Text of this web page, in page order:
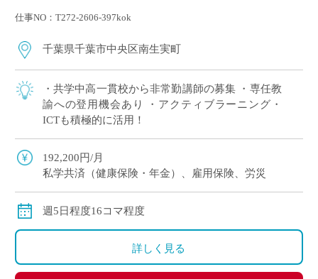
仕事NO：T272-2606-397kok
千葉県千葉市中央区南生実町
・共学中高一貫校から非常勤講師の募集 ・専任教
諭への登用機会あり ・アクティブラーニング・
ICTも積極的に活用！
192,200円/月
私学共済（健康保険・年金）、雇用保険、労災
週5日程度16コマ程度
詳しく見る